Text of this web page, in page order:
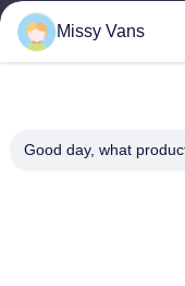
China Goede kwaliteit
Missy Vans
Good day, what